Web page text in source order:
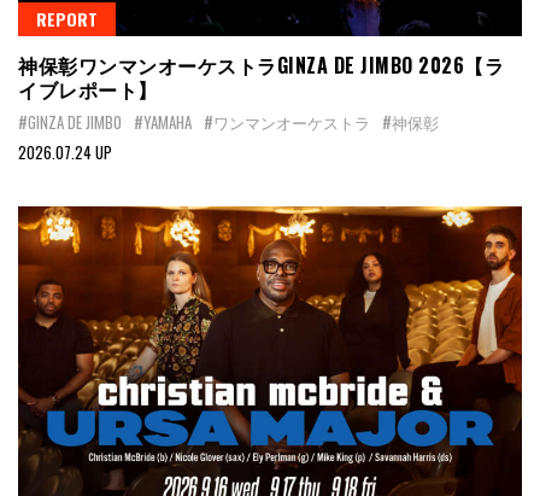
REPORT
神保彰ワンマンオーケストラGINZA DE JIMBO 2026【ラ
イブレポート】
#GINZA DE JIMBO #YAMAHA #ワンマンオーケストラ
#神保彰
2026.07.24 UP